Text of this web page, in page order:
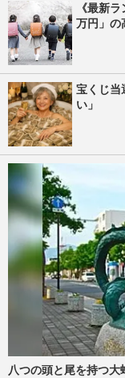
《最新
万円」
宝くじ当
い」
八つの頭と尾を持つ大